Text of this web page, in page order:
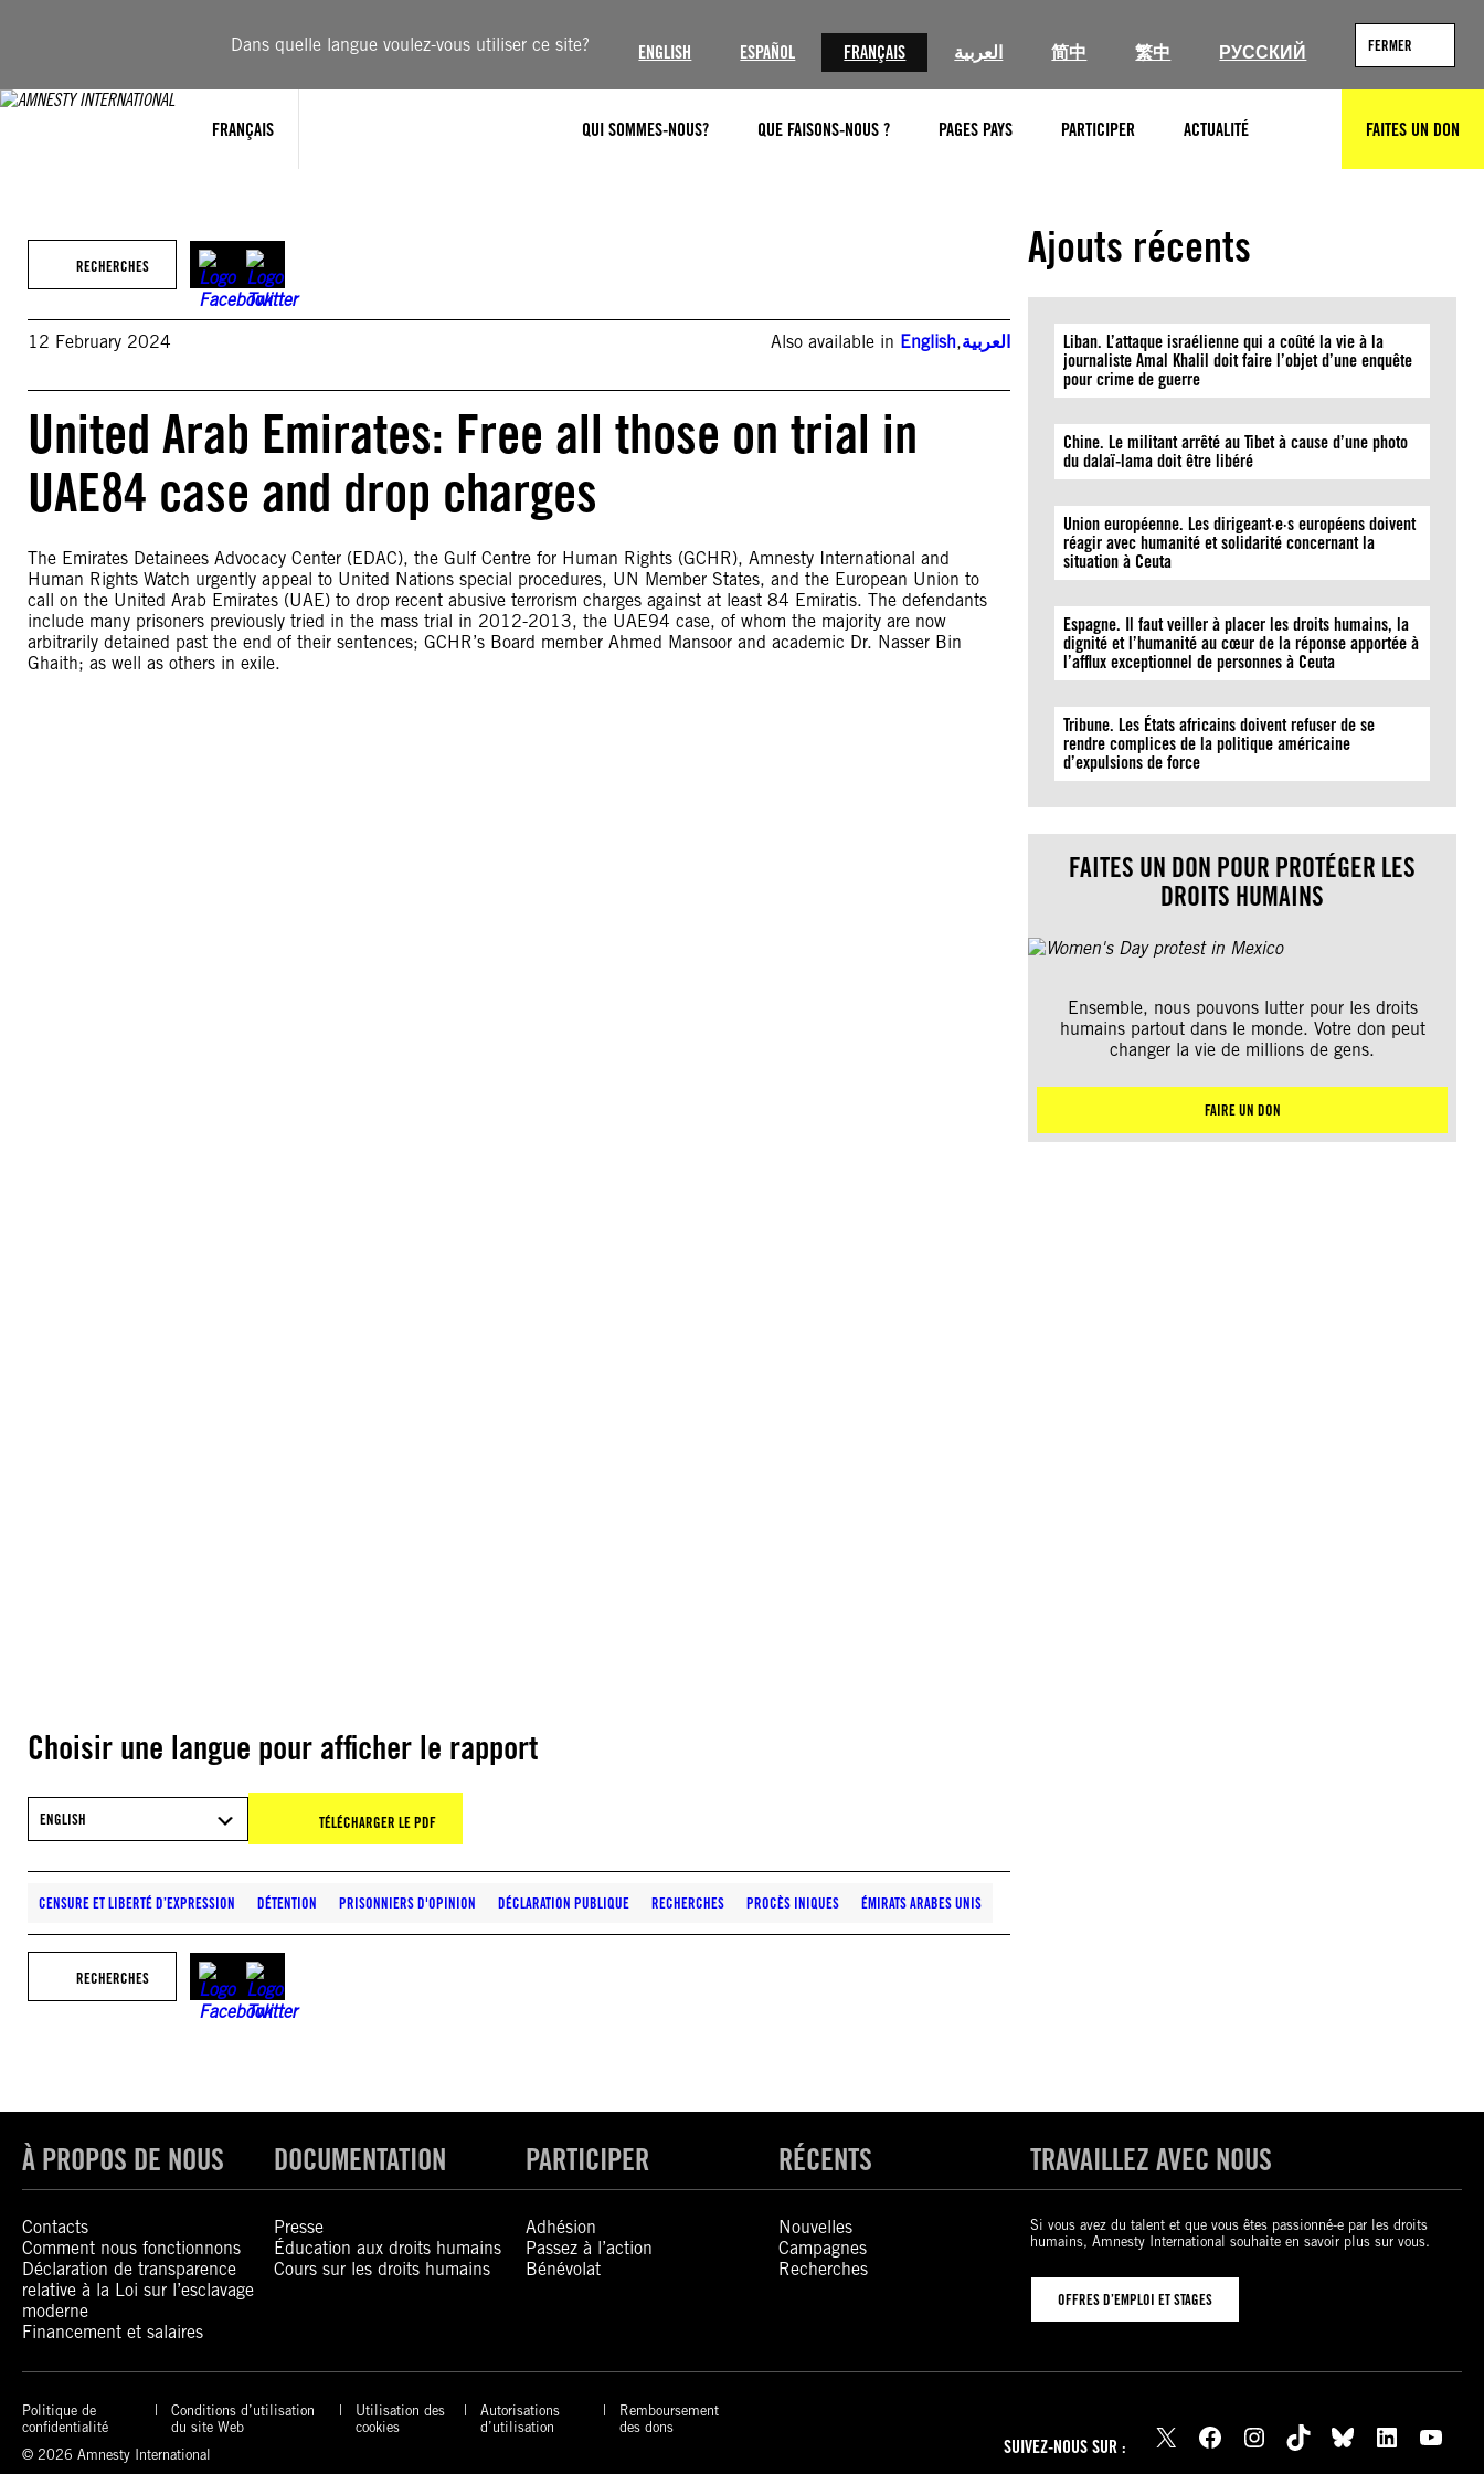
Dans quelle langue voulez-vous utiliser ce site? ENGLISH ESPAÑOL FRANÇAIS العربية 简中 繁中 РУССКИЙ FERMER
FRANÇAIS QUI SOMMES-NOUS? QUE FAISONS-NOUS ? PAGES PAYS PARTICIPER ACTUALITÉ RECHERCHERFAITES UN DON
RECHERCHES
12 February 2024 Also available in English,العربية
United Arab Emirates: Free all those on trial in
UAE84 case and drop charges
The Emirates Detainees Advocacy Center (EDAC), the Gulf Centre for Human Rights (GCHR), Amnesty International and
Human Rights Watch urgently appeal to United Nations special procedures, UN Member States, and the European Union to
call on the United Arab Emirates (UAE) to drop recent abusive terrorism charges against at least 84 Emiratis. The defendants
include many prisoners previously tried in the mass trial in 2012-2013, the UAE94 case, of whom the majority are now
arbitrarily detained past the end of their sentences; GCHR’s Board member Ahmed Mansoor and academic Dr. Nasser Bin
Ghaith; as well as others in exile.
Choisir une langue pour afficher le rapport
ENGLISH TÉLÉCHARGER LE PDF
CENSURE ET LIBERTÉ D’EXPRESSION DÉTENTION PRISONNIERS D'OPINION DÉCLARATION PUBLIQUE RECHERCHES PROCÈS INIQUES ÉMIRATS ARABES UNIS
RECHERCHES
Ajouts récents
Liban. L’attaque israélienne qui a coûté la vie à la
journaliste Amal Khalil doit faire l’objet d’une enquête
pour crime de guerre
Chine. Le militant arrêté au Tibet à cause d’une photo
du dalaï-lama doit être libéré
Union européenne. Les dirigeant·e·s européens doivent
réagir avec humanité et solidarité concernant la
situation à Ceuta
Espagne. Il faut veiller à placer les droits humains, la
dignité et l’humanité au cœur de la réponse apportée à
l’afflux exceptionnel de personnes à Ceuta
Tribune. Les États africains doivent refuser de se
rendre complices de la politique américaine
d’expulsions de force
FAITES UN DON POUR PROTÉGER LES
DROITS HUMAINS
Ensemble, nous pouvons lutter pour les droits
humains partout dans le monde. Votre don peut
changer la vie de millions de gens.
FAIRE UN DON
À PROPOS DE NOUS
Contacts
Comment nous fonctionnons
Déclaration de transparence
relative à la Loi sur l’esclavage
moderne
Financement et salaires
DOCUMENTATION
Presse
Éducation aux droits humains
Cours sur les droits humains
PARTICIPER
Adhésion
Passez à l’action
Bénévolat
RÉCENTS
Nouvelles
Campagnes
Recherches
TRAVAILLEZ AVEC NOUS
Si vous avez du talent et que vous êtes passionné-e par les droits
humains, Amnesty International souhaite en savoir plus sur vous.
OFFRES D’EMPLOI ET STAGES
Politique de
confidentialité
Conditions d’utilisation
du site Web
Utilisation des
cookies
Autorisations
d’utilisation
Remboursement
des dons
© 2026 Amnesty International
SUIVEZ-NOUS SUR : X Facebook Instagram TikTok Bluesky LinkedIn YouTube